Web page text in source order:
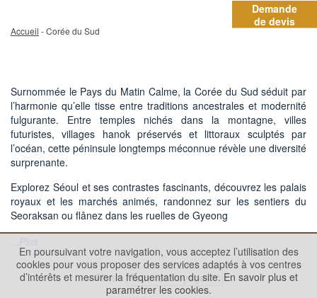
Accueil - Corée du Sud
Surnommée le Pays du Matin Calme, la Corée du Sud séduit par
l’harmonie qu’elle tisse entre traditions ancestrales et modernité
fulgurante. Entre temples nichés dans la montagne, villes
futuristes, villages hanok préservés et littoraux sculptés par
l’océan, cette péninsule longtemps méconnue révèle une diversité
surprenante.
Explorez Séoul et ses contrastes fascinants, découvrez les palais
royaux et les marchés animés, randonnez sur les sentiers du
Seoraksan ou flânez dans les ruelles de Gyeong
Filtre
Demande
de devis
En poursuivant votre navigation, vous acceptez l’utilisation des
cookies pour vous proposer des services adaptés à vos centres
d’intérêts et mesurer la fréquentation du site. En savoir plus et
paramétrer les cookies.